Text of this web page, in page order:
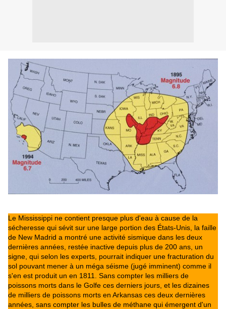
Le Mississippi ne contient presque plus d'eau à cause de la
sécheresse qui sévit sur une large portion des États-Unis, la faille
de New Madrid a montré une activité sismique dans les deux
dernières années, restée inactive depuis plus de 200 ans, un
signe, qui selon les experts, pourrait indiquer une fracturation du
sol pouvant mener à un méga séisme (jugé imminent) comme il
s'en est produit un en 1811. Sans compter les milliers de
poissons morts dans le Golfe ces derniers jours, et les dizaines
de milliers de poissons morts en Arkansas ces deux dernières
années, sans compter les bulles de méthane qui émergent d'un